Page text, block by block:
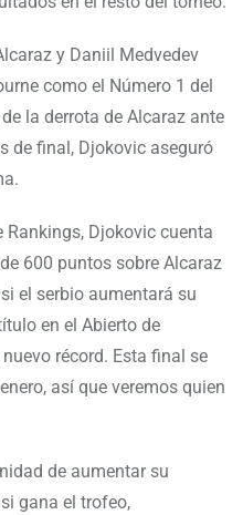
y Daniil Medvedev
como el Número 1 del
la derrota de Alcaraz ante
de final, Djokovic aseguró
Rankings, Djokovic cuenta
600 puntos sobre Alcaraz
el serbio aumentará su
en el Abierto de
récord. Esta final se
así que veremos quien
de aumentar su
gana el trofeo,